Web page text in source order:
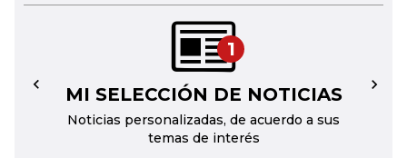
1
MI SELECCIÓN DE NOTICIAS
Noticias personalizadas, de acuerdo a sus
temas de interés
← →